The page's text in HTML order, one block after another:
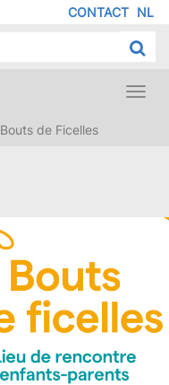
NL
DE
CONTACT
Bouts de Ficelles